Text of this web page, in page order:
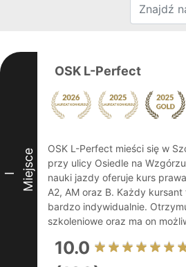
I Miejsce
OSK L-Perfect
OSK L-Perfect mieści się w
przy ulicy Osiedle na Wzgórzu
nauki jazdy oferuje kurs
A2, AM oraz B. Każdy
bardzo indywidualnie.
szkoleniowe oraz ma on
10.0